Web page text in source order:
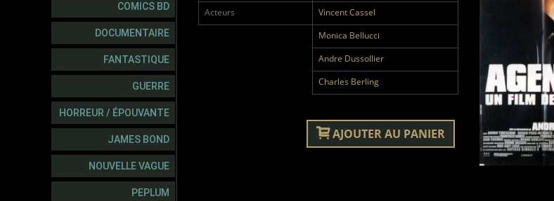
COMICS BD
DOCUMENTAIRE
FANTASTIQUE
GUERRE
HORREUR / ÉPOUVANTE
JAMES BOND
NOUVELLE VAGUE
PEPLUM
Acteurs
Vincent Cassel
Monica Bellucci
Andre Dussollier
Charles Berling
AJOUTER AU PANIER